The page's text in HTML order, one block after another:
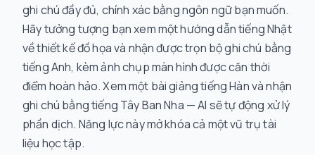
ghi chú đầy đủ, chính xác bằng ngôn ngữ bạn muốn.
Hãy tưởng tượng bạn xem một hướng dẫn tiếng Nhật
về thiết kế đồ họa và nhận được trọn bộ ghi chú bằng
tiếng Anh, kèm ảnh chụp màn hình được căn thời
điểm hoàn hảo. Xem một bài giảng tiếng Hàn và nhận
ghi chú bằng tiếng Tây Ban Nha — AI sẽ tự động xử lý
phần dịch. Năng lực này mở khóa cả một vũ trụ tài
liệu học tập.